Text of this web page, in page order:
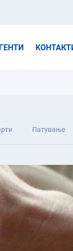
Патување